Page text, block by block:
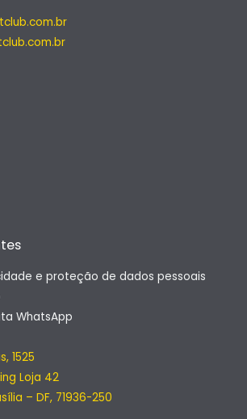
e proteção de dados pessoais
WhatsApp
1525
Loja 42
– DF, 71936-250